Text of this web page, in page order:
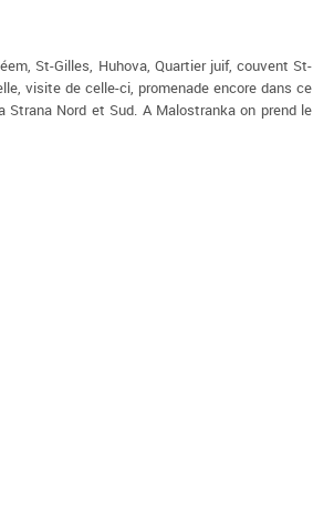
St-Gilles, Huhova, Quartier juif, couvent St-
visite de celle-ci, promenade encore dans ce
Nord et Sud. A Malostranka on prend le